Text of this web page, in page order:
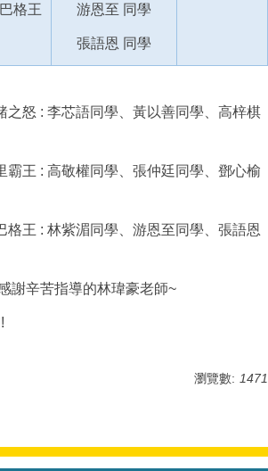
格王 游恩至 同學
張語恩 同學
之怒 : 李芯語同學、黃以善同學、高梓棋
霸王 : 高敬權同學、張仲廷同學、鄧心榆
格王 : 林紫湄同學、游恩至同學、張語恩
謝辛苦指導的林瑋豪老師~
瀏覽數: 1471